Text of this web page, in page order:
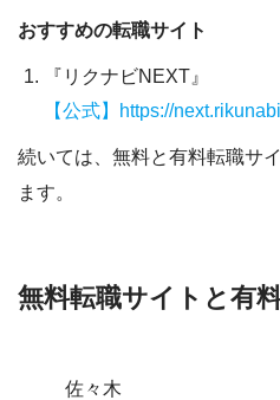
おすすめの転職サイト
『リクナビNEXT』
【公式】https://
続いては、無料と有料転職サ
ます。
無料転職サイトと有
佐々木